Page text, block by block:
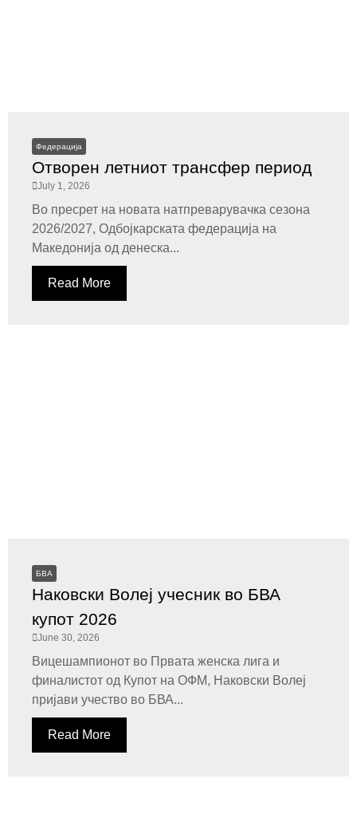
Федерација
Отворен летниот трансфер период
July 1, 2026
Во пресрет на новата натпреварувачка сезона
2026/2027, Одбојкарската федерација на
Македонија од денеска...
Read More
БВА
Наковски Волеј учесник во БВА
купот 2026
June 30, 2026
Вицешампионот во Првата женска лига и
финалистот од Купот на ОФМ, Наковски Волеј
пријави учество во БВА...
Read More